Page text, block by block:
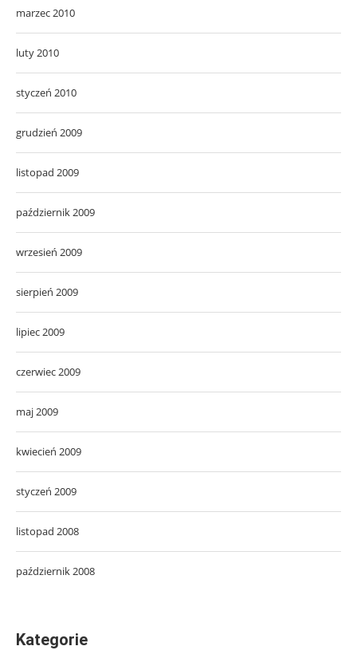
marzec 2010
luty 2010
styczeń 2010
grudzień 2009
listopad 2009
październik 2009
wrzesień 2009
sierpień 2009
lipiec 2009
czerwiec 2009
maj 2009
kwiecień 2009
styczeń 2009
listopad 2008
październik 2008
Kategorie